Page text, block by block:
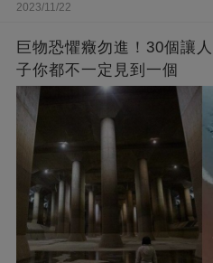
2023/11/22
巨物恐懼癥勿進！30個讓
子你都不一定見到一個